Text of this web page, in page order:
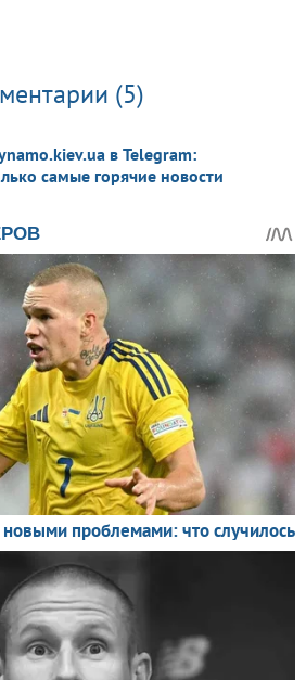
(5)
в Telegram:
самые горячие новости